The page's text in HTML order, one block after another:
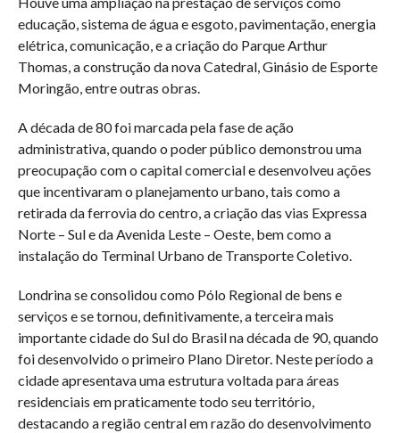
educação, sistema de água e esgoto, pavimentação, energia
elétrica, comunicação, e a criação do Parque Arthur
Thomas, a construção da nova Catedral, Ginásio de Esporte
Moringão, entre outras obras.
A década de 80 foi marcada pela fase de ação
administrativa, quando o poder público demonstrou uma
preocupação com o capital comercial e desenvolveu ações
que incentivaram o planejamento urbano, tais como a
retirada da ferrovia do centro, a criação das vias Expressa
Norte – Sul e da Avenida Leste – Oeste, bem como a
instalação do Terminal Urbano de Transporte Coletivo.
Londrina se consolidou como Pólo Regional de bens e
serviços e se tornou, definitivamente, a terceira mais
importante cidade do Sul do Brasil na década de 90, quando
foi desenvolvido o primeiro Plano Diretor. Neste período a
cidade apresentava uma estrutura voltada para áreas
residenciais em praticamente todo seu território,
destacando a região central em razão do desenvolvimento